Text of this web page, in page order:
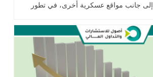
جانب مواقع عسكرية أخرى، في تطور